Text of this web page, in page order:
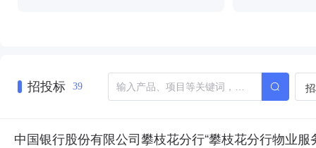
招投标 39
中国银行股份有限公司攀枝花分行“攀枝花分行物业服